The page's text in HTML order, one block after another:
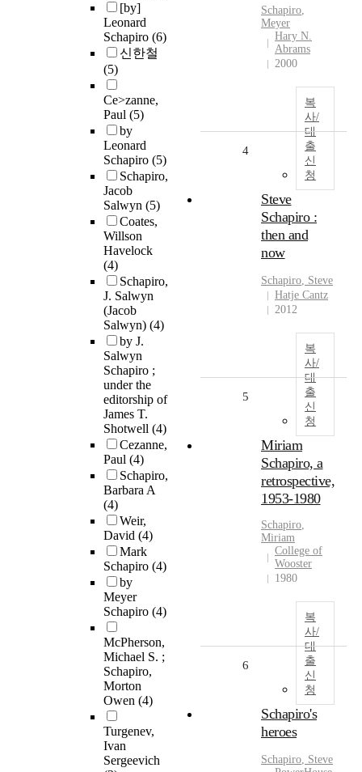
[by]
Leonard
Schapiro (6)
신한철
(5)
Ce>zanne,
Paul (5)
by
Leonard
Schapiro (5)
Schapiro,
Jacob
Salwyn (5)
Coates,
Willson
Havelock
(4)
Schapiro,
J. Salwyn
(Jacob
Salwyn) (4)
by J.
Salwyn
Schapiro ;
under the
editorship of
James T.
Shotwell (4)
Cezanne,
Paul (4)
Schapiro,
Barbara A
(4)
Weir,
David (4)
Mark
Schapiro (4)
by
Meyer
Schapiro (4)
McPherson,
Michael S. ;
Schapiro,
Morton
Owen (4)
Turgenev,
Ivan
Sergeevich
Schapiro,
Meyer
Hary N.
Abrams
2000
복
사/
대
출
신
청
4
Steve
Schapiro :
then and
now
Schapiro, Steve
Hatje Cantz
2012
복
사/
대
출
신
청
5
Miriam
Schapiro, a
retrospective,
1953-1980
Schapiro,
Miriam
College of
Wooster
1980
복
사/
대
출
신
청
6
Schapiro's
heroes
Schapiro, Steve